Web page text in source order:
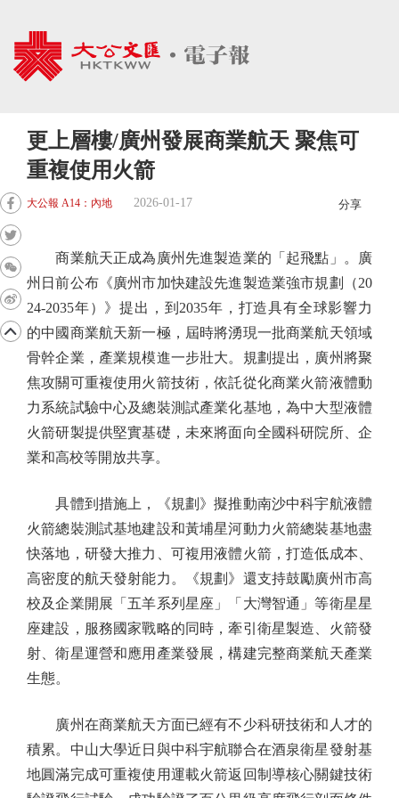
更上層樓/廣州發展商業航天 聚焦可
重複使用火箭
大公報 A14：內地 2026-01-17 分享
商業航天正成為廣州先進製造業的「起飛點」。廣
州日前公布《廣州市加快建設先進製造業強市規劃（20
24-2035年）》提出，到2035年，打造具有全球影響力
的中國商業航天新一極，屆時將湧現一批商業航天領域
骨幹企業，產業規模進一步壯大。規劃提出，廣州將聚
焦攻關可重複使用火箭技術，依託從化商業火箭液體動
力系統試驗中心及總裝測試產業化基地，為中大型液體
火箭研製提供堅實基礎，未來將面向全國科研院所、企
業和高校等開放共享。
具體到措施上，《規劃》擬推動南沙中科宇航液體
火箭總裝測試基地建設和黃埔星河動力火箭總裝基地盡
快落地，研發大推力、可複用液體火箭，打造低成本、
高密度的航天發射能力。《規劃》還支持鼓勵廣州市高
校及企業開展「五羊系列星座」「大灣智通」等衛星星
座建設，服務國家戰略的同時，牽引衛星製造、火箭發
射、衛星運營和應用產業發展，構建完整商業航天產業
生態。
廣州在商業航天方面已經有不少科研技術和人才的
積累。中山大學近日與中科宇航聯合在酒泉衛星發射基
地圓滿完成可重複使用運載火箭返回制導核心關鍵技術